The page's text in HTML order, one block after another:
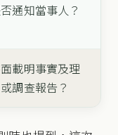
通知當事人？
載明事實及理
調查報告？